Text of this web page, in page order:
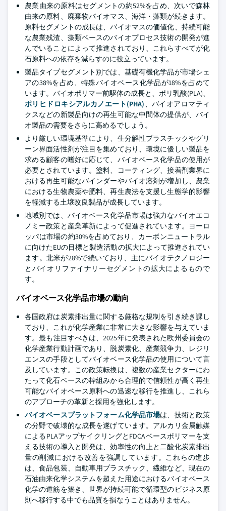
農業由来の原料はセグメントの約52%を占め、次いで森林
由来の原料、廃棄物バイオマス、海洋・藻類が続きます。
原料セグメントの成長は、バイオマスの価値化、持続可能
な農業残渣、藻類ベースのバイオプロセス技術の開発が進
んでいることによって推進されており、これらすべてが化
石原料への依存を減らすのに役立っています。
製品タイプセグメント別では、基礎有機化学品が市場シェ
アの38%を占め、特殊バイオベース化学品が18%を占めて
います。バイオポリマー前駆体の成長と、ポリ乳酸(PLA)、
ポリヒドロキシアルカノエート(PHA)、バイオアロマティ
クスなどの新製品向けの再生可能な中間体の提供が、バイ
オ製品の需要をさらに高めるでしょう。
より厳しい環境基準により、生分解性プラスチックやグリ
ーン界面活性剤が注目を集めており、環境に優しい製品を
求める顧客の嗜好に応じて、バイオベース化学品の使用が
必要とされています。塗料、コーティング、接着剤業界に
おける再生可能なバインダーやバイオ溶剤が増加し、農業
における生物農薬や肥料、再生農法を支援し生態学的影響
を軽減する土壌改良製品が成長しています。
地域別では、バイオベース化学品市場は強力なバイオエコ
ノミー政策と産業革新によって促進されています。ヨーロ
ッパは市場の約30%を占めており、カーボンニュートラル
に向けたEUの目標と製造活動の拡大によって推進されてい
ます。北米が28%で続いており、主にバイオテクノロジー
とバイオリファイナリーセグメントの拡大によるもので
す。
バイオベース化学品市場の動向
各国政府は炭素排出量に関する厳格な規制を引き続き課し
ており、これが化学産業に非常に大きな影響を与えていま
す。最も注目すべきは、2025年に発表された欧州委員会の
化学産業行動計画であり、脱炭素化、産業競争力、レジリ
エンスの手段としてバイオベース化学品の使用について言
及しています。この政策転換は、複数の産業セクターにわ
たって化石ベースの枠組みから合理的で信頼性が高く再生
可能なバイオベース原料への迅速な移行を推進し、これら
のアプローチの革新と採用を強化します。
バイオベースプラットフォーム化学品市場は、技術と政策
の分野で破壊的な成長を遂げています。アルカリ金属触媒
によるPLAアップサイクリングとFDCAベースポリマーを支
える技術の導入と開発は、効率性の向上と二酸化炭素排出
量の削減における改善を強調しています。これらの進歩
は、食品包装、自動車用プラスチック、繊維など、現在の
石油由来化学システムを超えた用途におけるバイオベース
化学の道筋を築き、世界が持続可能で循環型のビジネス原
則へ移行する中でも品質を損なうことはありません。